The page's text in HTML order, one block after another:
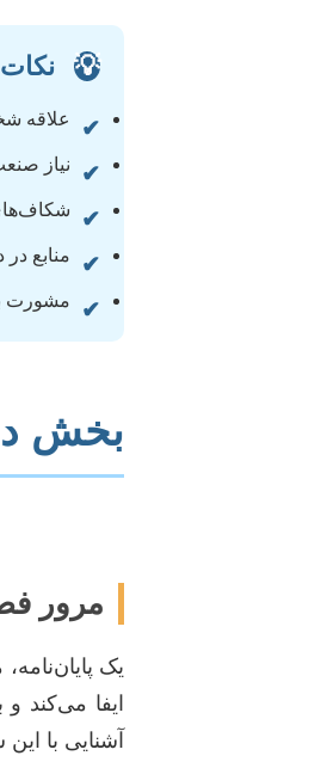
💡
✔ علاقه
✔ نیاز
✔ شکاف‌های
✔ منابع
✔ مشورت
بخش
مرور
یک
ایفا می‌کند
آشنایی با